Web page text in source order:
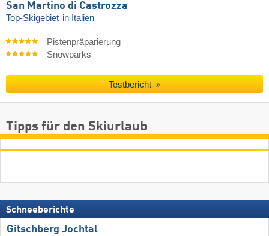
San Martino di Castrozza
Top-Skigebiet in Italien
Pistenpräparierung
Snowparks
Testbericht
Tipps für den Skiurlaub
Schneeberichte
Gitschberg Jochtal